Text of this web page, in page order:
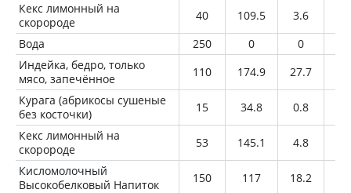
Кекс лимонный на
скоророде
40 109.5 3.6
Вода
250 0 0
Индейка, бедро, только
мясо, запечённое
110 174.9 27.7
Курага (абрикосы сушеные
без косточки)
15 34.8 0.8
Кекс лимонный на
скоророде
53 145.1 4.8
Кисломолочный
Высокобелковый Напиток
150 117 18.2